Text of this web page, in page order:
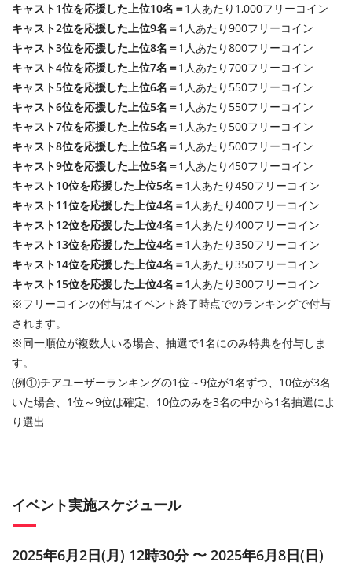
キャスト1位を応援した上位10名＝1人あたり1,000フリーコイン
キャスト2位を応援した上位9名＝1人あたり900フリーコイン
キャスト3位を応援した上位8名＝1人あたり800フリーコイン
キャスト4位を応援した上位7名＝1人あたり700フリーコイン
キャスト5位を応援した上位6名＝1人あたり550フリーコイン
キャスト6位を応援した上位5名＝1人あたり550フリーコイン
キャスト7位を応援した上位5名＝1人あたり500フリーコイン
キャスト8位を応援した上位5名＝1人あたり500フリーコイン
キャスト9位を応援した上位5名＝1人あたり450フリーコイン
キャスト10位を応援した上位5名＝1人あたり450フリーコイン
キャスト11位を応援した上位4名＝1人あたり400フリーコイン
キャスト12位を応援した上位4名＝1人あたり400フリーコイン
キャスト13位を応援した上位4名＝1人あたり350フリーコイン
キャスト14位を応援した上位4名＝1人あたり350フリーコイン
キャスト15位を応援した上位4名＝1人あたり300フリーコイン
※フリーコインの付与はイベント終了時点でのランキングで付与
されます。
※同一順位が複数人いる場合、抽選で1名にのみ特典を付与しま
す。
(例①)チアユーザーランキングの1位～9位が1名ずつ、10位が3名
いた場合、1位～9位は確定、10位のみを3名の中から1名抽選によ
り選出
イベント実施スケジュール
2025年6月2日(月) 12時30分 〜 2025年6月8日(日)